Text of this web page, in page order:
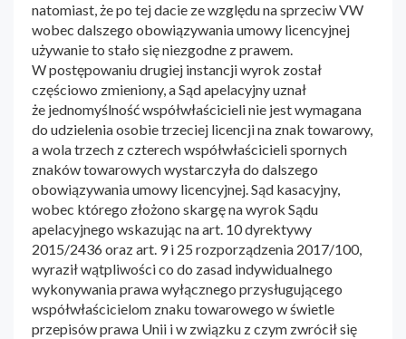
natomiast, że po tej dacie ze względu na sprzeciw VW
wobec dalszego obowiązywania umowy licencyjnej
używanie to stało się niezgodne z prawem.
W postępowaniu drugiej instancji wyrok został
częściowo zmieniony, a Sąd apelacyjny uznał
że jednomyślność współwłaścicieli nie jest wymagana
do udzielenia osobie trzeciej licencji na znak towarowy,
a wola trzech z czterech współwłaścicieli spornych
znaków towarowych wystarczyła do dalszego
obowiązywania umowy licencyjnej. Sąd kasacyjny,
wobec którego złożono skargę na wyrok Sądu
apelacyjnego wskazując na art. 10 dyrektywy
2015/2436 oraz art. 9 i 25 rozporządzenia 2017/100,
wyraził wątpliwości co do zasad indywidualnego
wykonywania prawa wyłącznego przysługującego
współwłaścicielom znaku towarowego w świetle
przepisów prawa Unii i w związku z czym zwrócił się